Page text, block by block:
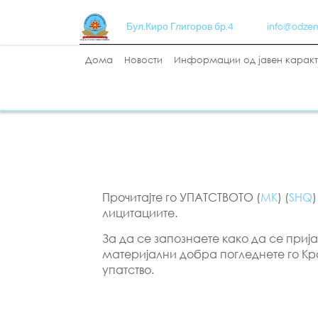
Бул.Киро Глигоров бр.4
Дома Новости Информации од јавен
Прочитајте го УПАТСТВОТО (МК) (SHQ
лицитациите.
За да се запознаете како да се
материјални добра погледнете го
упатство.